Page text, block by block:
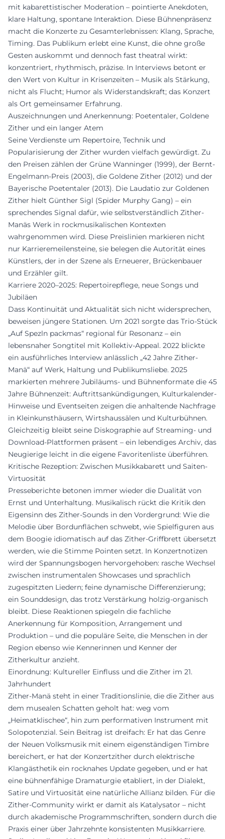
mit kabarettistischer Moderation – pointierte Anekdoten,
klare Haltung, spontane Interaktion. Diese Bühnenpräsenz
macht die Konzerte zu Gesamterlebnissen: Klang, Sprache,
Timing. Das Publikum erlebt eine Kunst, die ohne große
Gesten auskommt und dennoch fast theatral wirkt:
konzentriert, rhythmisch, präzise. In Interviews betont er
den Wert von Kultur in Krisenzeiten – Musik als Stärkung,
nicht als Flucht; Humor als Widerstandskraft; das Konzert
als Ort gemeinsamer Erfahrung.
Auszeichnungen und Anerkennung: Poetentaler, Goldene
Zither und ein langer Atem
Seine Verdienste um Repertoire, Technik und
Popularisierung der Zither wurden vielfach gewürdigt. Zu
den Preisen zählen der Grüne Wanninger (1999), der Bernt-
Engelmann-Preis (2003), die Goldene Zither (2012) und der
Bayerische Poetentaler (2013). Die Laudatio zur Goldenen
Zither hielt Günther Sigl (Spider Murphy Gang) – ein
sprechendes Signal dafür, wie selbstverständlich Zither-
Manäs Werk in rockmusikalischen Kontexten
wahrgenommen wird. Diese Preislinien markieren nicht
nur Karrieremeilensteine, sie belegen die Autorität eines
Künstlers, der in der Szene als Erneuerer, Brückenbauer
und Erzähler gilt.
Karriere 2020–2025: Repertoirepflege, neue Songs und
Jubiläen
Dass Kontinuität und Aktualität sich nicht widersprechen,
beweisen jüngere Stationen. Um 2021 sorgte das Trio-Stück
„Auf Spezln packmas“ regional für Resonanz – ein
lebensnaher Songtitel mit Kollektiv-Appeal. 2022 blickte
ein ausführliches Interview anlässlich „42 Jahre Zither-
Manä“ auf Werk, Haltung und Publikumsliebe. 2025
markierten mehrere Jubiläums- und Bühnenformate die 45
Jahre Bühnenzeit: Auftrittsankündigungen, Kulturkalender-
Hinweise und Eventseiten zeigen die anhaltende Nachfrage
in Kleinkunsthäusern, Wirtshaussälen und Kulturbühnen.
Gleichzeitig bleibt seine Diskographie auf Streaming- und
Download-Plattformen präsent – ein lebendiges Archiv, das
Neugierige leicht in die eigene Favoritenliste überführen.
Kritische Rezeption: Zwischen Musikkabarett und Saiten-
Virtuosität
Presseberichte betonen immer wieder die Dualität von
Ernst und Unterhaltung. Musikalisch rückt die Kritik den
Eigensinn des Zither-Sounds in den Vordergrund: Wie die
Melodie über Bordunflächen schwebt, wie Spielfiguren aus
dem Boogie idiomatisch auf das Zither-Griffbrett übersetzt
werden, wie die Stimme Pointen setzt. In Konzertnotizen
wird der Spannungsbogen hervorgehoben: rasche Wechsel
zwischen instrumentalen Showcases und sprachlich
zugespitzten Liedern; feine dynamische Differenzierung;
ein Sounddesign, das trotz Verstärkung holzig-organisch
bleibt. Diese Reaktionen spiegeln die fachliche
Anerkennung für Komposition, Arrangement und
Produktion – und die populäre Seite, die Menschen in der
Region ebenso wie Kennerinnen und Kenner der
Zitherkultur anzieht.
Einordnung: Kultureller Einfluss und die Zither im 21.
Jahrhundert
Zither-Manä steht in einer Traditionslinie, die die Zither aus
dem musealen Schatten geholt hat: weg vom
„Heimatklischee“, hin zum performativen Instrument mit
Solopotenzial. Sein Beitrag ist dreifach: Er hat das Genre
der Neuen Volksmusik mit einem eigenständigen Timbre
bereichert, er hat der Konzertzither durch elektrische
Klangästhetik ein rocknahes Update gegeben, und er hat
eine bühnenfähige Dramaturgie etabliert, in der Dialekt,
Satire und Virtuosität eine natürliche Allianz bilden. Für die
Zither-Community wirkt er damit als Katalysator – nicht
durch akademische Programmschriften, sondern durch die
Praxis einer über Jahrzehnte konsistenten Musikkarriere.